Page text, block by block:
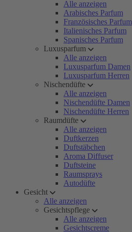
Alle anzeigen
Arabisches Parfum
Französisches Parfum
Italienisches Parfum
Spanisches Parfum
Luxusparfum
Alle anzeigen
Luxusparfum Damen
Luxusparfum Herren
Nischendüfte
Alle anzeigen
Nischendüfte Damen
Nischendüfte Herren
Raumdüfte
Alle anzeigen
Duftkerzen
Duftstäbchen
Aroma Diffuser
Duftsteine
Raumsprays
Autodüfte
Gesicht
Alle anzeigen
Gesichtspflege
Alle anzeigen
Gesichtscreme